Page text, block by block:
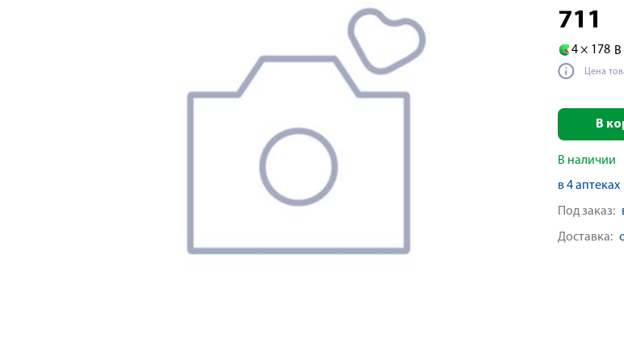
711
4 × 178
Цена
В
В наличии
в 4 аптеках
Под заказ:
Доставка: